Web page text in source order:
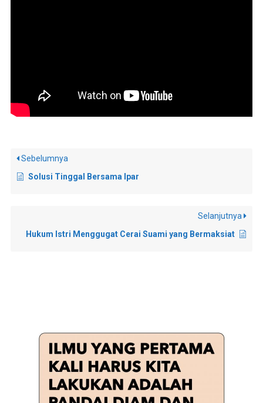
Sebelumnya
Solusi Tinggal Bersama Ipar
Selanjutnya
Hukum Istri Menggugat Cerai Suami yang Bermaksiat